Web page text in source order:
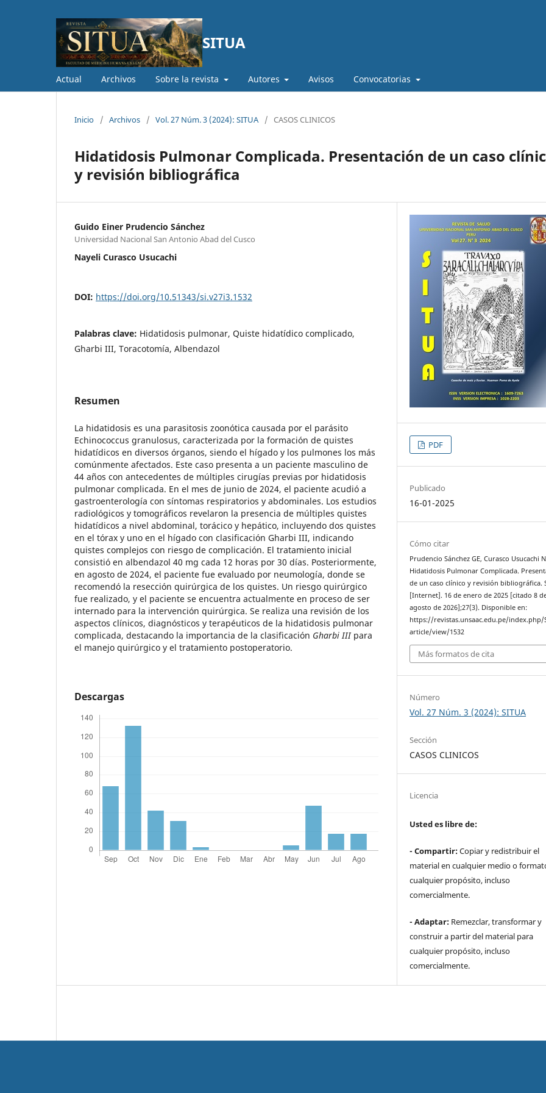
SITUA
Actual Archivos Sobre la revista Autores Avisos Convocatorias
Inicio / Archivos / Vol. 27 Núm. 3 (2024): SITUA / CASOS CLINICOS
Hidatidosis Pulmonar Complicada. Presentación de un caso
y revisión bibliográfica
Guido Einer Prudencio Sánchez
Universidad Nacional San Antonio Abad del Cusco
Nayeli Curasco Usucachi
DOI: https://doi.org/10.51343/si.v27i3.1532
Palabras clave: Hidatidosis pulmonar, Quiste hidatídico complicado,
Gharbi III, Toracotomía, Albendazol
Resumen
La hidatidosis es una parasitosis zoonótica causada por el parásito
Echinococcus granulosus, caracterizada por la formación de quistes
hidatídicos en diversos órganos, siendo el hígado y los pulmones los más
comúnmente afectados. Este caso presenta a un paciente masculino de
44 años con antecedentes de múltiples cirugías previas por hidatidosis
pulmonar complicada. En el mes de junio de 2024, el paciente acudió a
gastroenterología con síntomas respiratorios y abdominales. Los estudios
radiológicos y tomográficos revelaron la presencia de múltiples quistes
hidatídicos a nivel abdominal, torácico y hepático, incluyendo dos quistes
en el tórax y uno en el hígado con clasificación Gharbi III, indicando
quistes complejos con riesgo de complicación. El tratamiento inicial
consistió en albendazol 40 mg cada 12 horas por 30 días. Posteriormente,
en agosto de 2024, el paciente fue evaluado por neumología, donde se
recomendó la resección quirúrgica de los quistes. Un riesgo quirúrgico
fue realizado, y el paciente se encuentra actualmente en proceso de ser
internado para la intervención quirúrgica. Se realiza una revisión de los
aspectos clínicos, diagnósticos y terapéuticos de la hidatidosis pulmonar
complicada, destacando la importancia de la clasificación Gharbi IIIpara
el manejo quirúrgico y el tratamiento postoperatorio.
Descargas
PDF
Publicado
16-01-2025
Cómo citar
Prudencio Sánchez GE, Curasco Usucachi
Hidatidosis Pulmonar Complicada.
de un caso clínico y revisión bibliográfica.
[Internet]. 16 de enero de 2025 [citado 8
agosto de 2026];27(3). Disponible en:
https://revistas.unsaac.edu.pe/index.php/
article/view/1532
Más formatos de cita
Número
Vol. 27 Núm. 3 (2024): SITUA
Sección
CASOS CLINICOS
Licencia
Usted es libre de:
- Compartir:Copiar y redistribuir el
material en cualquier medio o
cualquier propósito, incluso
comercialmente.
- Adaptar: Remezclar, transformar y
construir a partir del material para
cualquier propósito, incluso
comercialmente.